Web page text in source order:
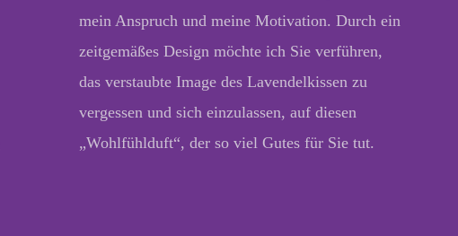
mein Anspruch und meine Motivation. Durch ein
zeitgemäßes Design möchte ich Sie verführen,
das verstaubte Image des Lavendelkissen zu
vergessen und sich einzulassen, auf diesen
„Wohlfühlduft“, der so viel Gutes für Sie tut.